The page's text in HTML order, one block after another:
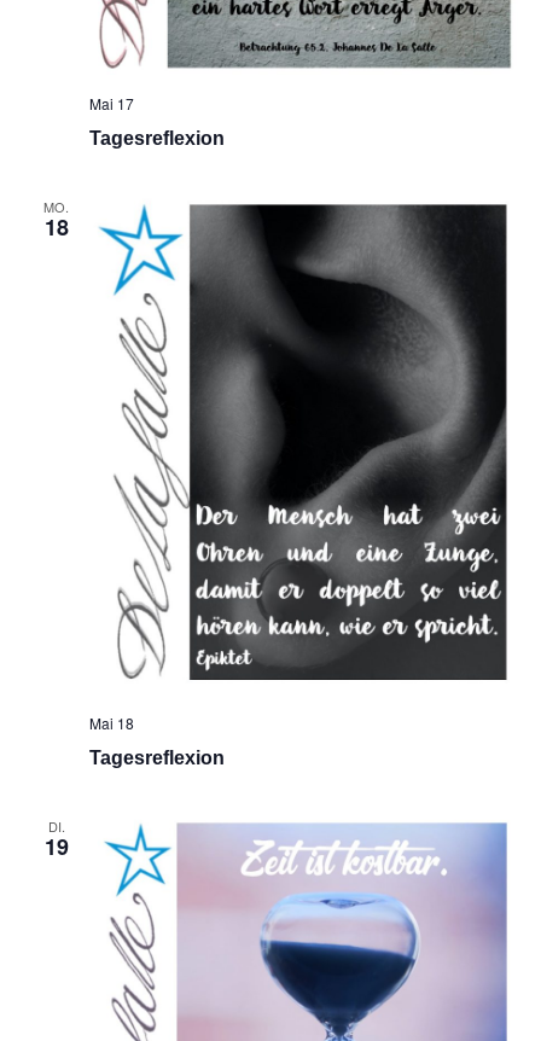
Tagesreflexion
Mai 17
MO.
18
Tagesreflexion
Mai 18
DI.
19